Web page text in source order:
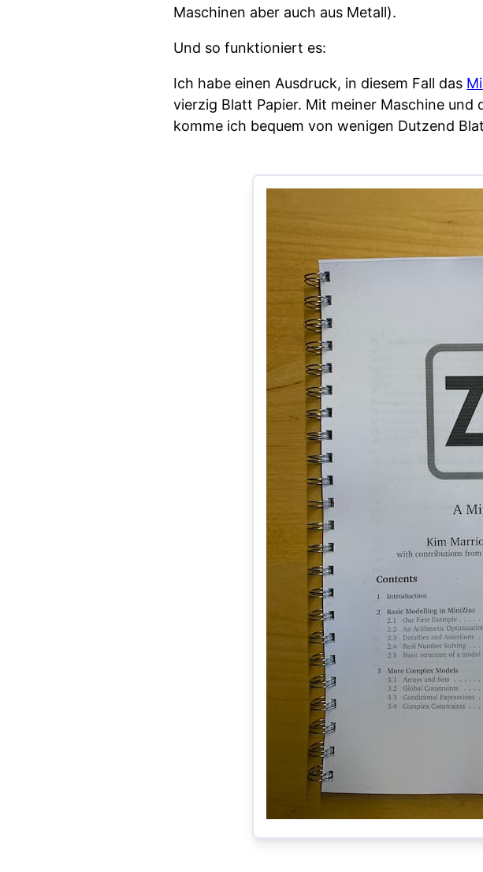
Maschinen aber auch aus Metall).
Und so funktioniert es:
Ich habe einen Ausdruck, in diesem Fall das
vierzig Blatt Papier. Mit meiner Maschine
komme ich bequem von wenigen Dutzend